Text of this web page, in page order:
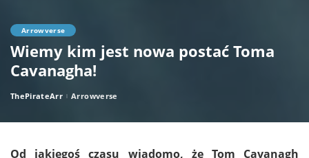
Arrowverse
Wiemy kim jest nowa postać Toma
Cavanagha!
Posted
ThePirateArr Arrowverse
Od jakiegoś czasu wiadomo, że Tom Cavanagh